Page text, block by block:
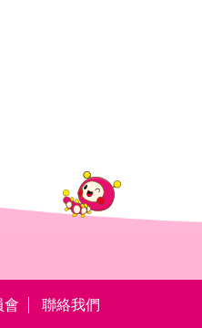
會 聯絡我們